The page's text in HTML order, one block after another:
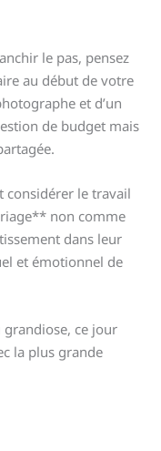
le pas, pensez
au début de votre
et d’un
de budget mais
considérer le travail
non comme
dans leur
et émotionnel de
ce jour
la plus grande